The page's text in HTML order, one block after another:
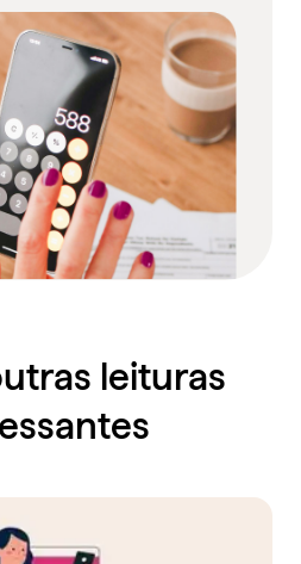
leituras